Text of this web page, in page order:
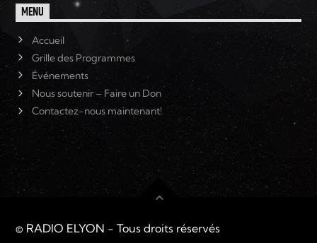
MENU
Accueil
Grille des Programmes
Événements
Nous soutenir – Faire un Don
Contactez-nous maintenant!
© RADIO ELYON - Tous droits réservés